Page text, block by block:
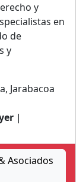
y
en
de
y
Jarabacoa
|
Asociados